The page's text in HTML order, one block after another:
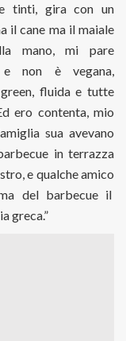
tinti, gira con un
il cane ma il maiale
mano, mi pare
e non è vegana,
fluida e tutte
ero contenta, mio
sua avevano
in terrazza
e qualche amico
del barbecue il
greca.”